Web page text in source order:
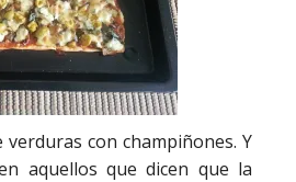
verduras con champiñones. Y
aquellos que dicen que la